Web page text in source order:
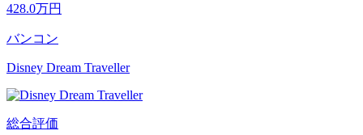
428.0万円
バンコン
Disney Dream Traveller
総合評価